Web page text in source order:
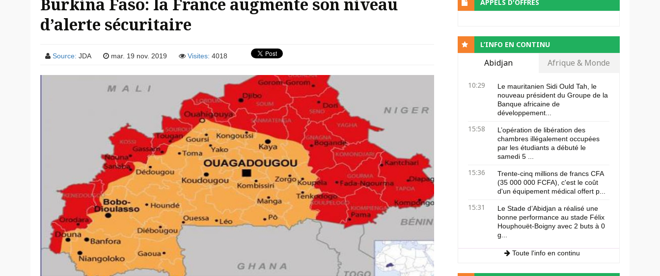
d’alerte sécuritaire
Source: JDA mar. 19 nov. 2019 Visites: 4018
APPELS D'OFFRES
L’INFO EN CONTINU
Abidjan Afrique & Monde
10:29
Le mauritanien Sidi Ould Tah, le
nouveau président du Groupe de la
Banque africaine de
développement...
15:58
L’opération de libération des
chambres illégalement occupées
par les étudiants a débuté le
samedi 5 ...
15:36
Trente-cinq millions de francs CFA
(35 000 000 FCFA), c'est le coût
d'un équipement médical offert p...
15:31
Le Stade d’Abidjan a réalisé une
bonne performance au stade Félix
Houphouët-Boigny avec 2 buts à 0
g...
Toute l'info en continu